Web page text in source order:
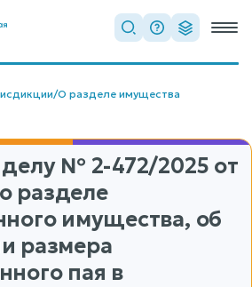
/О разделе имущества
№ 2-472/2025 от
разделе
имущества, об
размера
пая в